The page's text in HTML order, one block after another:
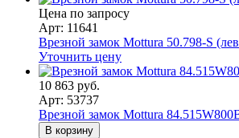
Цена по запросу
Арт: 11641
Врезной замок Mottura 50.798-S
Уточнить цену
10 863 руб.
Арт: 53737
Врезной замок Mottura
В корзину